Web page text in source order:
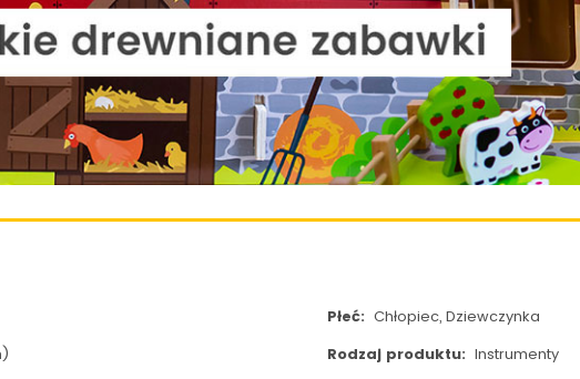
Płeć: Chłopiec, Dziewczynka
Rodzaj produktu: Instrumenty